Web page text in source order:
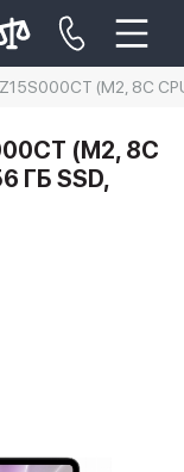
(M2, 8C
(M2, 8C
ГБ SSD,